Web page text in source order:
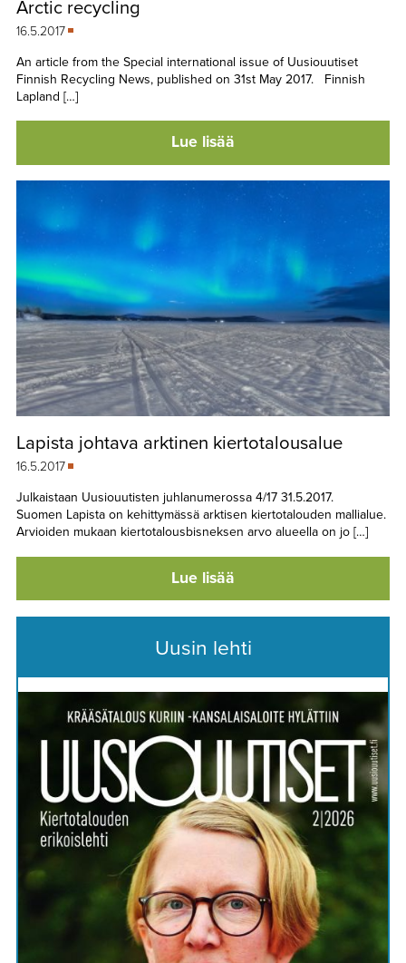
TAPAHTUMAT
YHTEYSTIEDOT
Arctic recycling
16.5.2017
An article from the Special international issue of Uusiouutiset
Finnish Recycling News, published on 31st May 2017. Finnish
Lapland […]
Lue lisää
Lapista johtava arktinen kiertotalousalue
16.5.2017
Julkaistaan Uusiouutisten juhlanumerossa 4/17 31.5.2017.
Suomen Lapista on kehittymässä arktisen kiertotalouden mallialue.
Arvioiden mukaan kiertotalousbisneksen arvo alueella on jo […]
Lue lisää
Uusin lehti